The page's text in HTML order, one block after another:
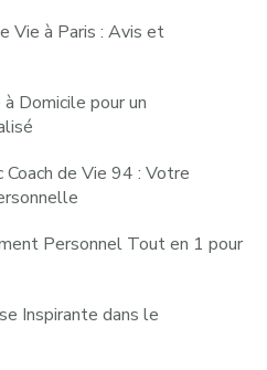
Vie à Paris : Avis et
Domicile pour un
de Vie 94 : Votre
Personnel Tout en 1 pour
Inspirante dans le